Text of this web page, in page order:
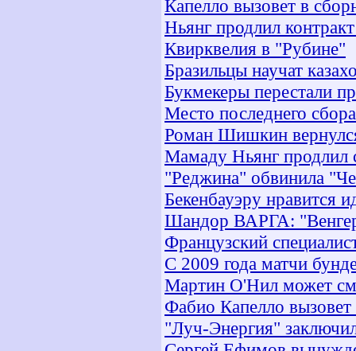
Капелло вызовет в
Ньянг продлил
Квирквелия в "Рубине"
Бразильцы научат
Букмекеры перестали
Место последнего
Роман Шишкин
Мамаду Ньянг продлил
"Реджина" обвинила
Бекенбауэру нравится
Шандор ВАРГА:
Французский
С 2009 года матчи
Мартин O'Нил может
Фабио Капелло
"Луч-Энергия"